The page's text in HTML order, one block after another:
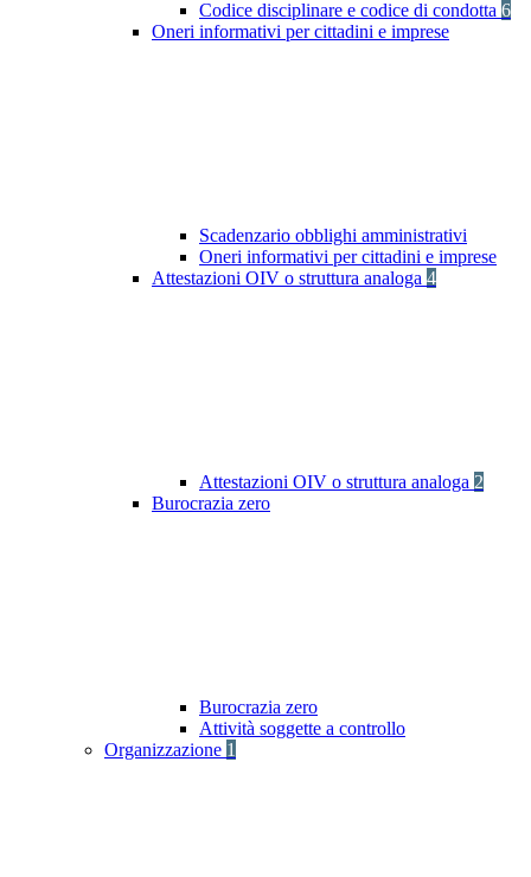
Codice disciplinare e codice di condotta 6
Oneri informativi per cittadini e imprese
Scadenzario obblighi amministrativi
Oneri informativi per cittadini e imprese
Attestazioni OIV o struttura analoga 4
Attestazioni OIV o struttura analoga 2
Burocrazia zero
Burocrazia zero
Attività soggette a controllo
Organizzazione 1